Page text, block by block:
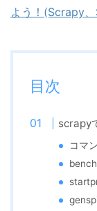
よう！(Scrapy
目次
scrapy
コマ